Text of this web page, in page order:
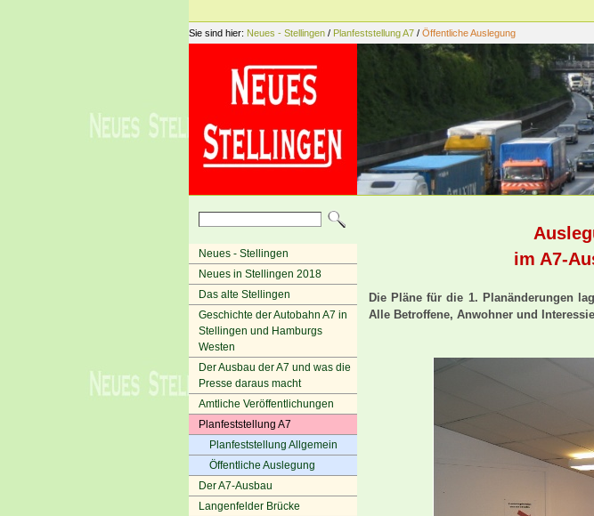
Sie sind hier: Neues - Stellingen / Planfeststellung A7 / Öffentliche Auslegung
Neues - Stellingen
Neues in Stellingen 2018
Das alte Stellingen
Geschichte der Autobahn A7 in
Stellingen und Hamburgs
Westen
Der Ausbau der A7 und was die
Presse daraus macht
Amtliche Veröffentlichungen
Planfeststellung A7
Planfeststellung Allgemein
Öffentliche Auslegung
Der A7-Ausbau
Langenfelder Brücke
im A7-
Die Pläne für die 1. Planänderungen
Alle Betroffene, Anwohner und